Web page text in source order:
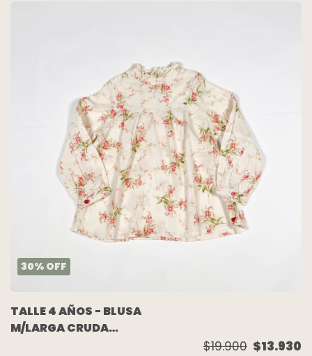
30% OFF
TALLE 4 AÑOS - BLUSA
M/LARGA CRUDA
$19.900 $13.930